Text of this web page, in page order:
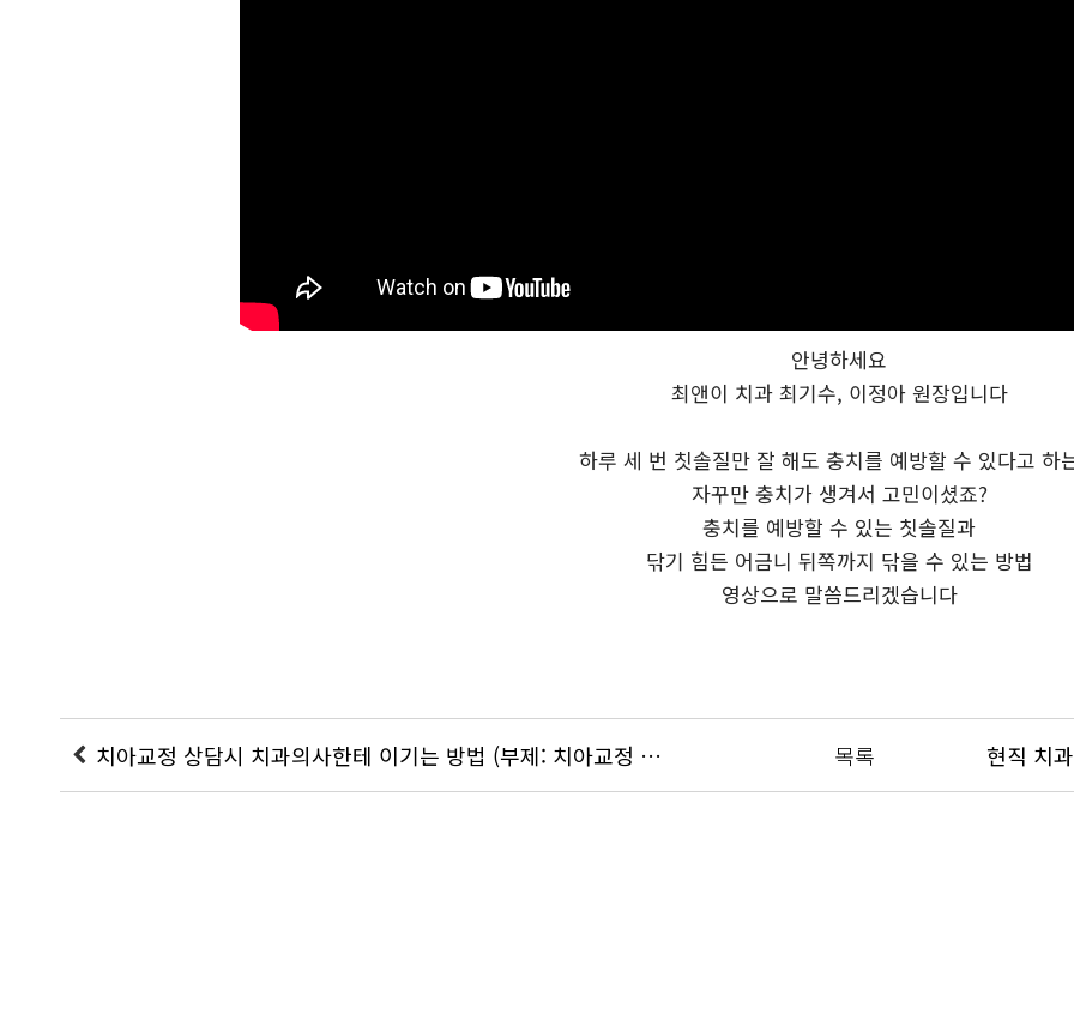
안녕하세요
최앤이 치과 최기수, 이정아 원장입니다
하루 세 번 칫솔질만 잘 해도 충치를 예방할 수 있다고 하
자꾸만 충치가 생겨서 고민이셨죠?
충치를 예방할 수 있는 칫솔질과
닦기 힘든 어금니 뒤쪽까지 닦을 수 있는 방법
영상으로 말씀드리겠습니다
치아교정 상담시 치과의사한테 이기는 방법 (부제: 치아교정 비용/가격 상담꿀팁) 목록